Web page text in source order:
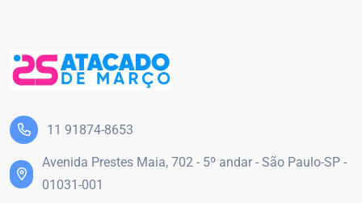
11 91874-8653
Avenida Prestes Maia, 702 - 5º andar - São Paulo-SP -
01031-001